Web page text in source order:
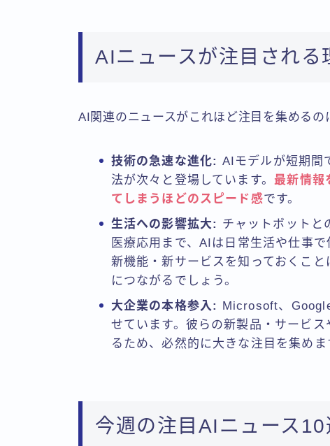
AIニュースが注目される
AI関連のニュースがこれほど注目を集めるの
技術の急速な進化: AIモデルが短期間
法が次々と登場しています。最新情報
てしまうほどのスピード感です。
生活への影響拡大: チャットボットと
医療応用まで、AIは日常生活や仕事
新機能・新サービスを知っておくこ
につながるでしょう。
大企業の本格参入:
Microsoft、
せています。彼らの新製品・サービ
るため、必然的に大きな注目を集めま
今週の注目AIニュース10